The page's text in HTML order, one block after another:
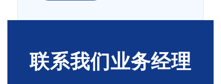
联系我们业务经理